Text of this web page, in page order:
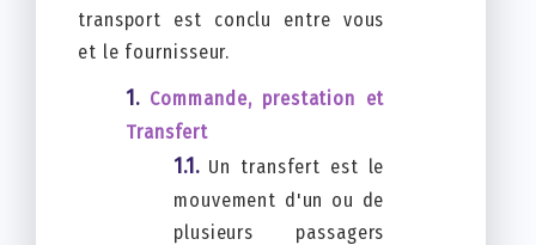
transport est conclu entre vous
et le fournisseur.
Commande, prestation et
Transfert
Un transfert est le
mouvement d'un ou de
plusieurs passagers